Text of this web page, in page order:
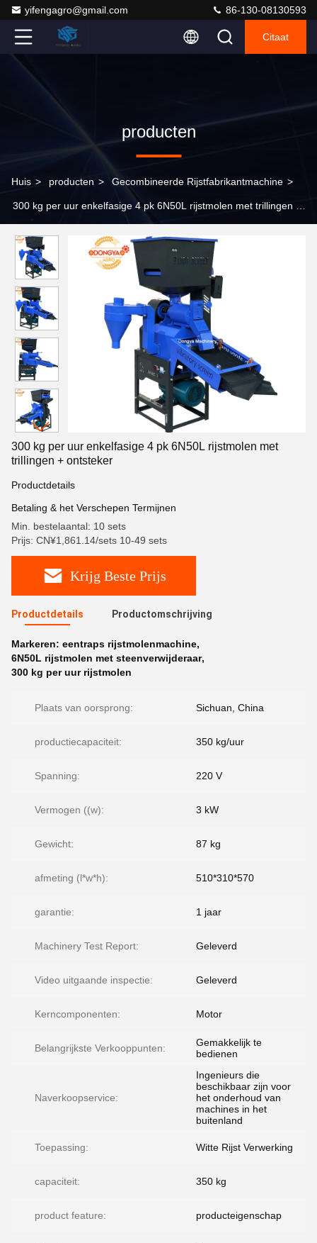
yifengagro@gmail.com 86-130-08130593
Citaat
producten
Huis > producten > Gecombineerde Rijstfabrikantmachine >
300 kg per uur enkelfasige 4 pk 6N50L rijstmolen met trillingen +
300 kg per uur enkelfasige 4 pk 6N50L rijstmolen met
trillingen + ontsteker
Productdetails
Betaling & het Verschepen Termijnen
Min. bestelaantal: 10 sets
Prijs: CN¥1,861.14/sets 10-49 sets
Krijg Beste Prijs
Productdetails Productomschrijving
Markeren: eentraps rijstmolenmachine,
6N50L rijstmolen met steenverwijderaar,
300 kg per uur rijstmolen
Plaats van oorsprong: Sichuan, China
productiecapaciteit: 350 kg/uur
Spanning: 220 V
Vermogen ((w): 3 kW
Gewicht: 87 kg
afmeting (l*w*h): 510*310*570
garantie: 1 jaar
Machinery Test Report: Geleverd
Video uitgaande inspectie: Geleverd
Kerncomponenten: Motor
Belangrijkste Verkooppunten:
Gemakkelijk te
bedienen
Naverkoopservice:
Ingenieurs die
beschikbaar zijn voor
het onderhoud van
machines in het
buitenland
Toepassing: Witte Rijst Verwerking
capaciteit: 350 kg
product feature: producteigenschap